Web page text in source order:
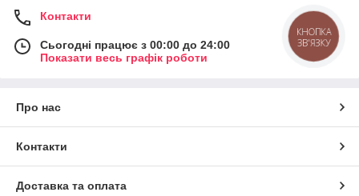
Контакти
Сьогодні працює з 00:00 до 24:00
Показати весь графік роботи
Про нас
Контакти
Доставка та оплата
КНОПКА
ЗВ'ЯЗКУ